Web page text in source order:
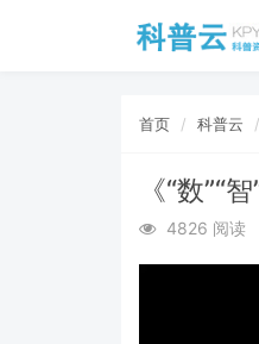
首页 科普云
《“数”“
4826 阅读